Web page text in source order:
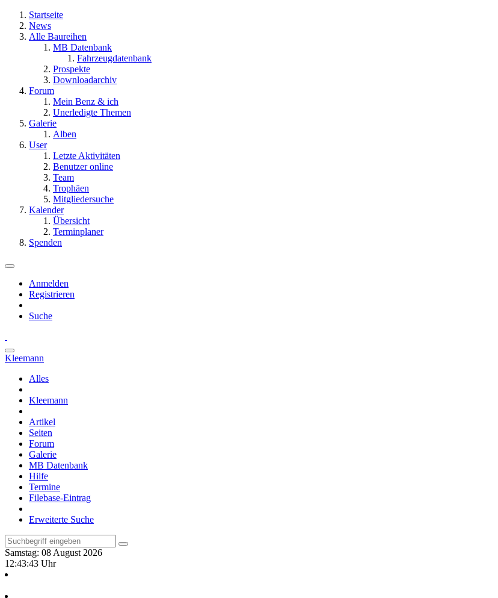
Startseite
News
Alle Baureihen
MB Datenbank
Fahrzeugdatenbank
Prospekte
Downloadarchiv
Forum
Mein Benz & ich
Unerledigte Themen
Galerie
Alben
User
Letzte Aktivitäten
Benutzer online
Team
Trophäen
Mitgliedersuche
Kalender
Übersicht
Terminplaner
Spenden
Anmelden
Registrieren
Suche
Kleemann
Alles
Kleemann
Artikel
Seiten
Forum
Galerie
MB Datenbank
Hilfe
Termine
Filebase-Eintrag
Erweiterte Suche
Samstag: 08 August 2026
12:43:44 Uhr